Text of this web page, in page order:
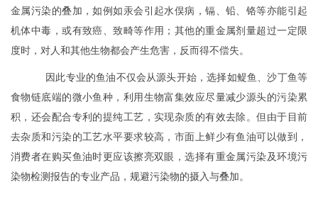
金属污染的叠加，如例如汞会引起水俣病，镉、铅、铬等亦能引起
机体中毒，或有致癌、致畸等作用；其他的重金属剂量超过一定限
度时，对人和其他生物都会产生危害，反而得不偿失。
因此专业的鱼油不仅会从源头开始，选择如鳀鱼、沙丁鱼等
食物链底端的微小鱼种，利用生物富集效应尽量减少源头的污染累
积，还会配合专利的提纯工艺，实现杂质的有效去除。但由于目前
去杂质和污染的工艺水平要求较高，市面上鲜少有鱼油可以做到，
消费者在购买鱼油时更应该擦亮双眼，选择有重金属污染及环境污
染物检测报告的专业产品，规避污染物的摄入与叠加。